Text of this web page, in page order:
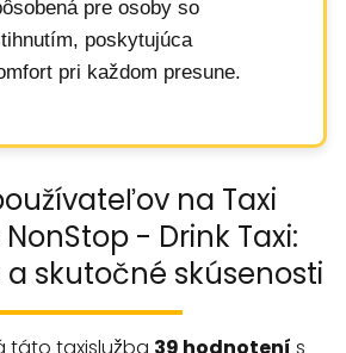
pre osoby so
poskytujúca
pri každom presune.
na Taxi
- Drink Taxi:
skutočné skúsenosti